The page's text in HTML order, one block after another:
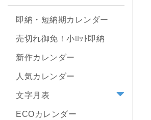
即納・短納期カレンダー
売切れ御免！小ﾛｯﾄ即納
新作カレンダー
人気カレンダー
文字月表
ECOカレンダー